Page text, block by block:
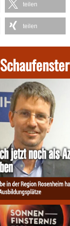
teilen
teilen
Schaufenster